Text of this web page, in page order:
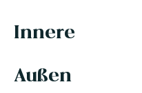
Innere
Außen